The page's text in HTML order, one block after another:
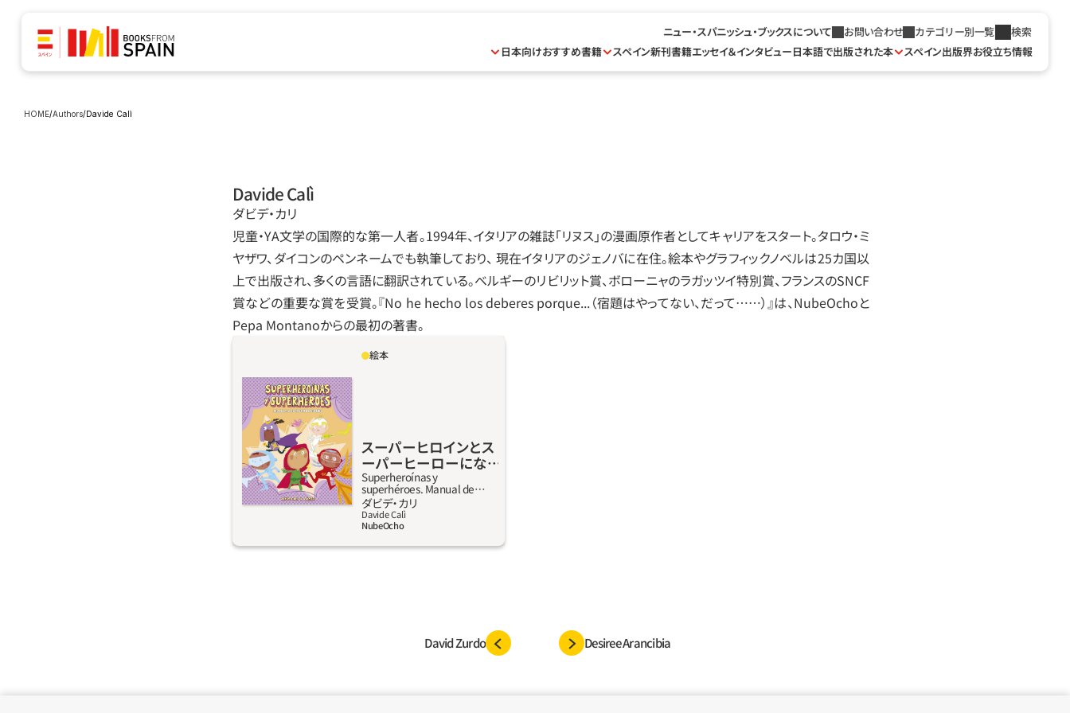
ニュー・スパニッシュ・ブックスについて お問い合わせ カテゴリー別一覧
検索
日本向けおすすめ書籍
スペイン新刊書籍エッセイ＆インタビュー日本語で出版された本 スペイン出版界お役立ち情報
HOME/Authors/Davide Calì
Davide Calì
ダビデ‧カリ
児童‧YA文学の国際的な第一人者。1994年、イタリアの雑誌「リヌス」の漫画原作者としてキャリアをスタート。タロウ‧ミ
ヤザワ、ダイコンのペンネームでも執筆しており、 現在イタリアのジェノバに在住。絵本やグラフィックノベルは25カ国以
上で出版され、多くの言語に翻訳されている。ベルギーのリビリット賞、ボローニャのラガッツイ特別賞、フランスのSNCF
賞などの重要な賞を受賞。『No he hecho los deberes porque...（宿題はやってない、だって……）』は、NubeOchoと
Pepa Montanoからの最初の著書。
君はスーパーヒーローやスーパーヒロインに
なることを考えている？ とても大変な仕事
だけれど、このマニュアルがあればかなり簡単
になるだろう。スーパースーツを選ぶとき、最
良のスーパーパワーを決めるとき、スーパーグ
ループを結成するとき、秘密基地はどこがいい
のかなどなど、憧れのスーパーヒーローになる
ために必要なすべてを教えてくれる。
絵本
スーパーヒロインとス
ーパーヒーローにな
るためのマニュアル
Superheroínas y
superhéroes. Manual de
instrucciones
ダビデ‧カリ
Davide Calì
NubeOcho
David Zurdo Desiree Arancibia